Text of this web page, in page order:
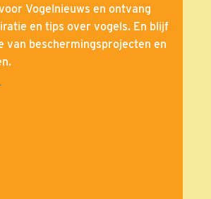
Vogelnieuws en ontvang
en tips over vogels. En blijf
van beschermingsprojecten en